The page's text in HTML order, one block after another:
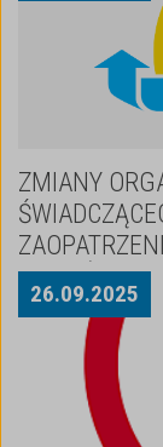
ZMIANY
ŚCIEKÓW
26.09.2025